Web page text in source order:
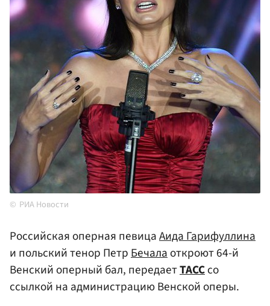
РИА Новости
Российская оперная певицаАида Гарифуллина
и польский тенор ПетрБечалаоткроют 64-й
Венский оперный бал, передаетТАССсо
ссылкой на администрацию Венской оперы.